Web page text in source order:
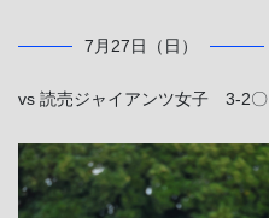
7月27日（日）
vs 読売ジャイアンツ女子 3-2〇